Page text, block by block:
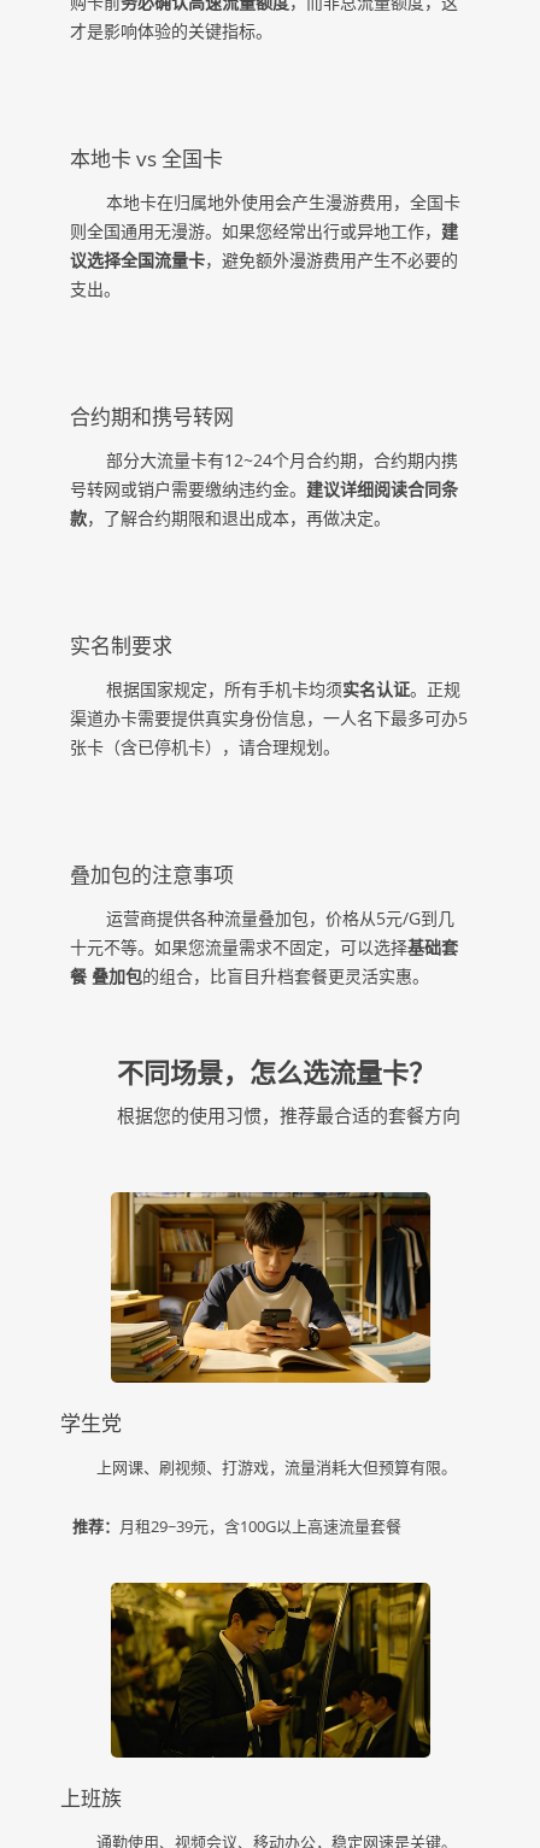
才是影响体验的关键指标。
本地卡 vs 全国卡
本地卡在归属地外使用会产生漫游费用，全国卡
则全国通用无漫游。如果您经常出行或异地工作， 建
议选择全国流量卡，避免额外漫游费用产生不必要的
支出。
合约期和携号转网
部分大流量卡有12~24个月合约期，合约期内携
号转网或销户需要缴纳违约金。 建议详细阅读合同条
款，了解合约期限和退出成本，再做决定。
实名制要求
根据国家规定，所有手机卡均须实名认证。正规
渠道办卡需要提供真实身份信息，一人名下最多可办5
张卡（含已停机卡），请合理规划。
叠加包的注意事项
运营商提供各种流量叠加包，价格从5元/G到几
十元不等。如果您流量需求不固定，可以选择基础套
餐 叠加包的组合，比盲目升档套餐更灵活实惠。
不同场景，怎么选流量卡？
根据您的使用习惯，推荐最合适的套餐方向
学生党
上网课、刷视频、打游戏，流量消耗大但预算有限。
推荐： 月租29~39元，含100G以上高速流量套餐
上班族
通勤使用、视频会议、移动办公，稳定网速是关键。